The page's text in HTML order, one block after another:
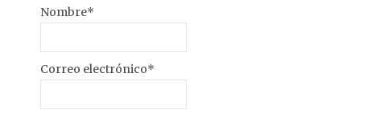
Nombre*
Correo electrónico*